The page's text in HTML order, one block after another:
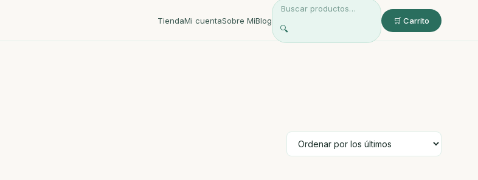
TiendaMi cuentaSobre MiBlog
🔍
🛒 Carrito